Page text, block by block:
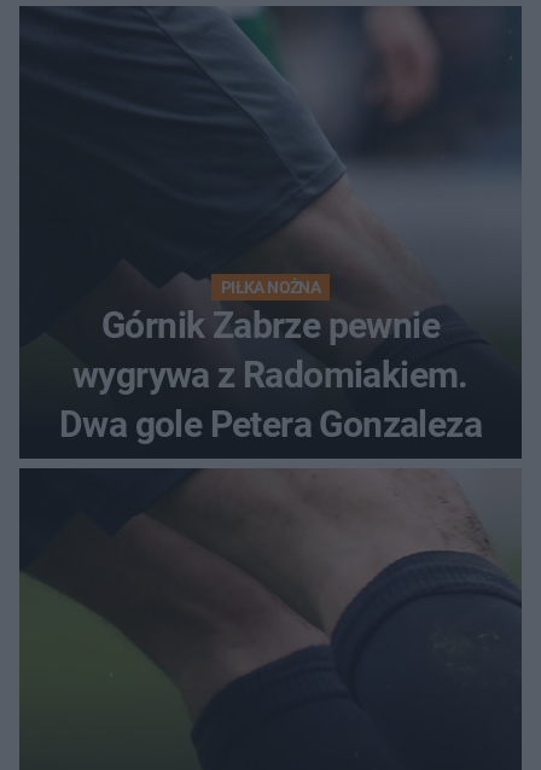
PIŁKA NOŻNA
Górnik Zabrze pewnie
wygrywa z Radomiakiem.
Dwa gole Petera Gonzaleza